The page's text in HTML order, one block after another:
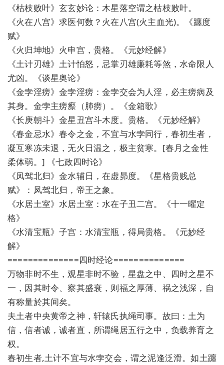
《枯枝败叶》玄玄妙论：木星落空谓之枯枝败叶。
《火在八宫》求医何数？火在八宫(火主血光)。《躔度
赋》
《火归坤地》火申宫，贵格。《元妙经解》
《土计刃雄》土计怕怒，忌掌刃雄廉耗等煞，水命限人
尤凶。《谈星奥论》
《金孛淫痨》金孛淫痨：金孛交会为人淫，必主痨病及
其身。金孛主痨瘵（肺痨）。《金箱歌》
《长庚朝斗》金星丑宫斗木度。贵格。《元妙经解》
《春金忌水》春令之金，不宜与水孛同行，春初生者，
凝互寒冻未退，无火日温之，极主贫寒。[春月之金性
柔体弱。] 《七政四时论》
《凤驾北归》金水辅日，在虚昴度。《星格贵贱总
赋》：凤驾北归，帝王之象。
《水居土室》水居土室：水在子丑二宫。《十一曜定
格》
《水清宝瓶》子宫：水清宝瓶，得局贵格。《元妙经
解》
==============四时经论==============
万物非时不生，观星非时不验，星盘之中、四时之星不
一，因其时令、察其盛衰，则福之厚薄、祸之浅深，自
有称量於其间矣。
夫土者中央黄帝之神，轩辕氏执绳司事。故曰：土为
信，信者诚，诚者直，所谓绳居五行之中，负载养育之
权。
春初生者,土计不宜与水孛交会，谓之泥逢泛滑。如土躔